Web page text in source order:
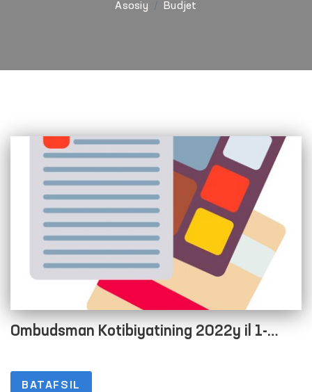
Asosiy Budjet
Ombudsman Kotibiyatining 2022y il 1-
tashqari rivojlantirish jamg‘armasining pul
BATAFSIL